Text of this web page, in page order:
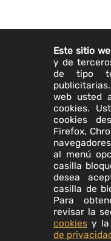
Este sitio
y de
de tipo
web usted
cookies.
cookies
Firefox,
al menú
casilla
desea
casilla de
Para
revisar la
cookies y la
de